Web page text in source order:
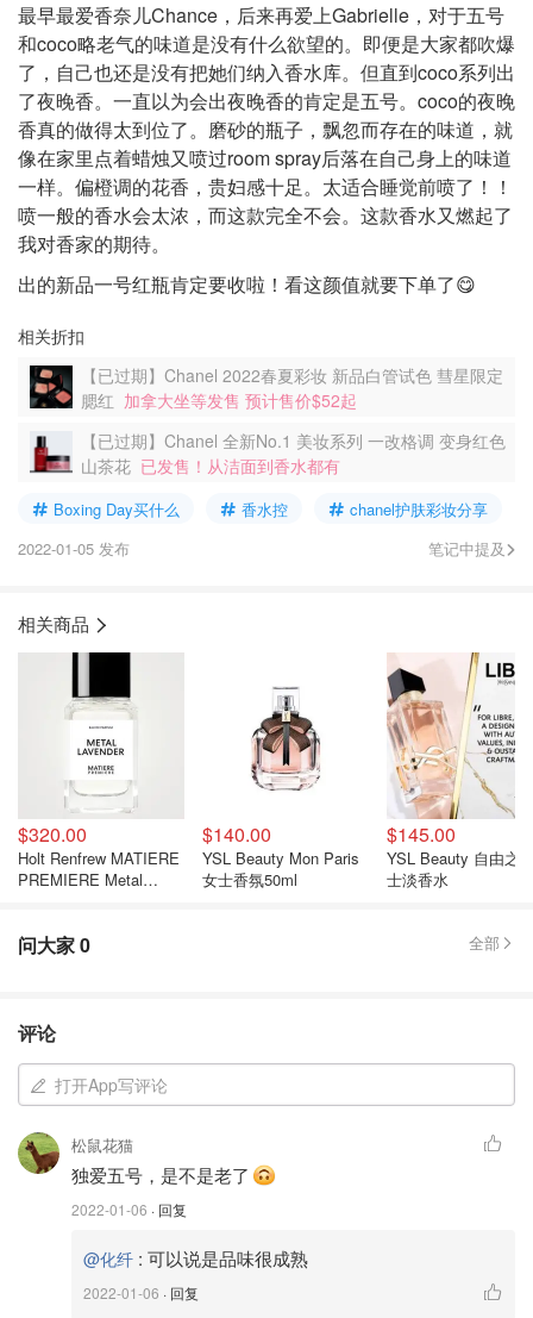
最早最爱香奈儿Chance，后来再爱上Gabrielle，对于五号
和coco略老气的味道是没有什么欲望的。即便是大家都吹爆
了，自己也还是没有把她们纳入香水库。但直到coco系列出
了夜晚香。一直以为会出夜晚香的肯定是五号。coco的夜晚
香真的做得太到位了。磨砂的瓶子，飘忽而存在的味道，就
像在家里点着蜡烛又喷过room spray后落在自己身上的味道
一样。偏橙调的花香，贵妇感十足。太适合睡觉前喷了！！
喷一般的香水会太浓，而这款完全不会。这款香水又燃起了
我对香家的期待。
出的新品一号红瓶肯定要收啦！看这颜值就要下单了😋
相关折扣
【已过期】Chanel 2022春夏彩妆 新品白管试色 彗星限定
腮红 加拿大坐等发售 预计售价$52起
【已过期】Chanel 全新No.1 美妆系列 一改格调 变身红色
山茶花 已发售！从洁面到香水都有
Boxing Day买什么 香水控
chanel护肤彩妆分享
2022-01-05 发布
笔记中提及
相关商品
$320.00
Holt Renfrew MATIERE
PREMIERE Metal
$140.00
YSL Beauty Mon Paris
女士香氛50ml
$145.00
YSL Beauty 自由之
士淡香水
问大家0 全部
评论
打开App写评论
松鼠花猫
独爱五号，是不是老了
2022-01-06 · 回复
@化纤 : 可以说是品味很成熟
2022-01-06 · 回复